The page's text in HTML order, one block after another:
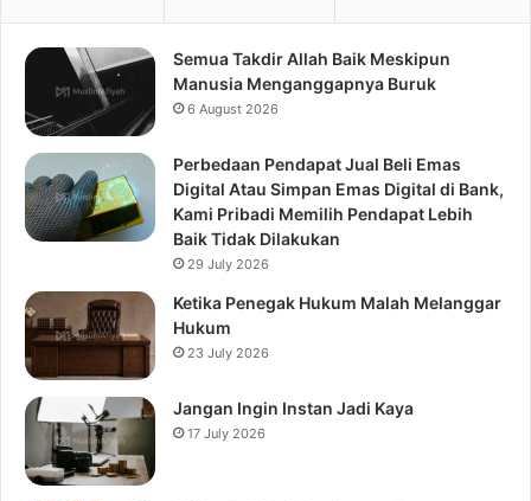
Semua Takdir Allah Baik Meskipun
Manusia Menganggapnya Buruk
6 August 2026
Perbedaan Pendapat Jual Beli Emas
Digital Atau Simpan Emas Digital di Bank,
Kami Pribadi Memilih Pendapat Lebih
Baik Tidak Dilakukan
29 July 2026
Ketika Penegak Hukum Malah Melanggar
Hukum
23 July 2026
Jangan Ingin Instan Jadi Kaya
17 July 2026